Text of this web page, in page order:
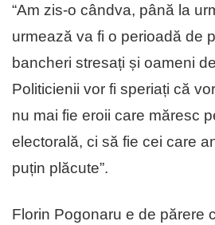
“Am zis-o cândva, până la
urmează va fi o perioadă de
bancheri stresați și oameni
Politicienii vor fi speriați că
nu mai fie eroii care măresc
electorală, ci să fie cei care
puțin plăcute”.
Florin Pogonaru e de părere